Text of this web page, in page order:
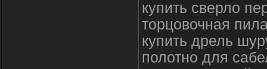
купить сверло
торцовочная
купить дрель
полотно для